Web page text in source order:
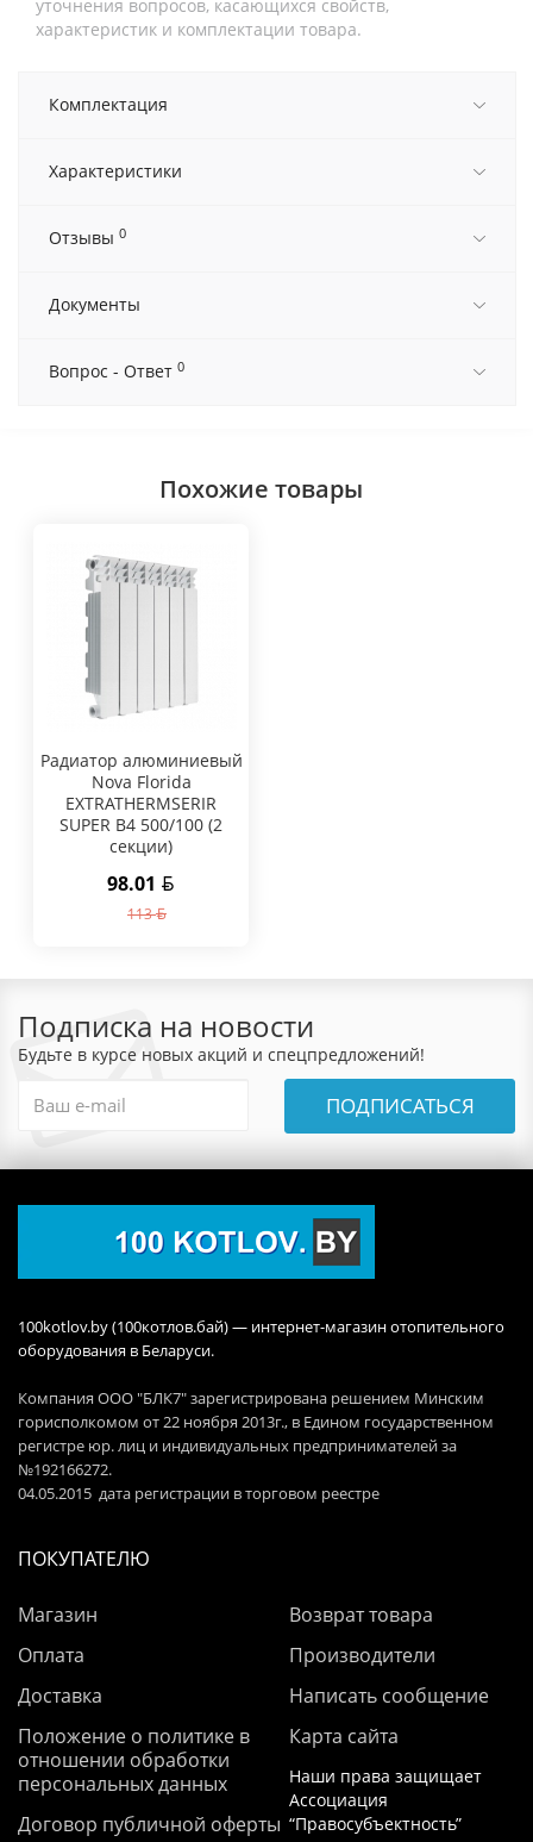
уточнения вопросов, касающихся свойств,
характеристик и комплектации товара.
Комплектация
Характеристики
Отзывы 0
Документы
Вопрос - Ответ 0
Похожие товары
Радиатор алюминиевый
Nova Florida
EXTRATHERMSERIR
SUPER B4 500/100 (2
секции)
98.01
113
Подписка на новости
Будьте в курсе новых акций и спецпредложений!
ПОДПИСАТЬСЯ
100kotlov.by (100котлов.бай) — интернет-магазин отопительного
оборудования в Беларуси.
Компания ООО "БЛК7" зарегистрирована решением Минским
горисполкомом от 22 ноября 2013г., в Едином государственном
регистре юр. лиц и индивидуальных предпринимателей за
№192166272.
04.05.2015 дата регистрации в торговом реестре
ПОКУПАТЕЛЮ
Магазин
Оплата
Доставка
Положение о политике в
отношении обработки
персональных данных
Договор публичной оферты
Возврат товара
Производители
Написать сообщение
Карта сайта
Наши права защищает
Ассоциация
“Правосубъектность”